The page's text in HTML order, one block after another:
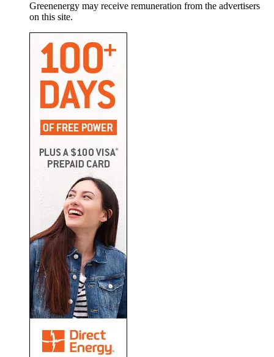
Greenenergy may receive remuneration from the advertisers
on this site.